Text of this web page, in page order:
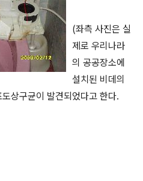
(좌측 사진은 실
제로 우리나라
의 공공장소에
설치된 비데의
상구균이 발견되었다고 한다.